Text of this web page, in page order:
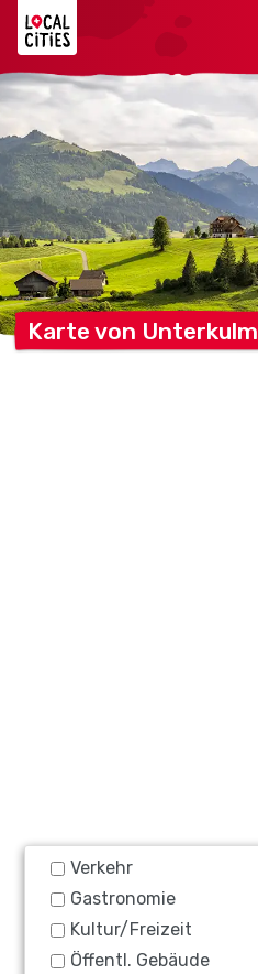
Karte von Unterkulm
Verkehr
Gastronomie
Kultur/Freizeit
Öffentl. Gebäude